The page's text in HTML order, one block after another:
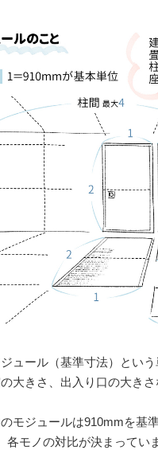
ュール（基準寸法）とい
大きさ、出入り口の大きさ
モジュールは910mmを基
各モノの対比が決まってい